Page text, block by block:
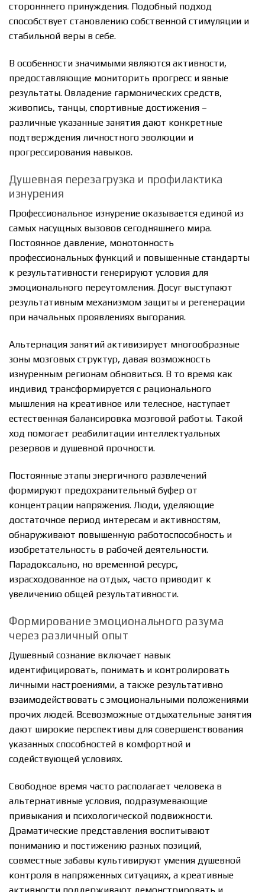
сторонннего принуждения. Подобный подход
способствует становлению собственной стимуляции и
стабильной веры в себе.
В особенности значимыми являются активности,
предоставляющие мониторить прогресс и явные
результаты. Овладение гармонических средств,
живопись, танцы, спортивные достижения –
различные указанные занятия дают конкретные
подтверждения личностного эволюции и
прогрессирования навыков.
Душевная перезагрузка и профилактика
изнурения
Профессиональное изнурение оказывается единой из
самых насущных вызовов сегодняшнего мира.
Постоянное давление, монотонность
профессиональных функций и повышенные стандарты
к результативности генерируют условия для
эмоционального переутомления. Досуг выступают
результативным механизмом защиты и регенерации
при начальных проявлениях выгорания.
Альтернация занятий активизирует многообразные
зоны мозговых структур, давая возможность
изнуренным регионам обновиться. В то время как
индивид трансформируется с рационального
мышления на креативное или телесное, наступает
естественная балансировка мозговой работы. Такой
ход помогает реабилитации интеллектуальных
резервов и душевной прочности.
Постоянные этапы энергичного развлечений
формируют предохранительный буфер от
концентрации напряжения. Люди, уделяющие
достаточное период интересам и активностям,
обнаруживают повышенную работоспособность и
изобретательность в рабочей деятельности.
Парадоксально, но временной ресурс,
израсходованное на отдых, часто приводит к
увеличению общей результативности.
Формирование эмоционального разума
через различный опыт
Душевный сознание включает навык
идентифицировать, понимать и контролировать
личными настроениями, а также результативно
взаимодействовать с эмоциональными положениями
прочих людей. Всевозможные отдыхательные занятия
дают широкие перспективы для совершенствования
указанных способностей в комфортной и
содействующей условиях.
Свободное время часто располагает человека в
альтернативные условия, подразумевающие
привыкания и психологической подвижности.
Драматические представления воспитывают
пониманию и постижению разных позиций,
совместные забавы культивируют умения душевной
контроля в напряженных ситуациях, а креативные